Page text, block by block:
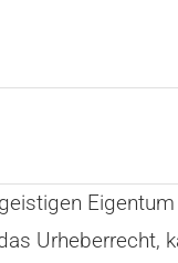
Urheberrecht,